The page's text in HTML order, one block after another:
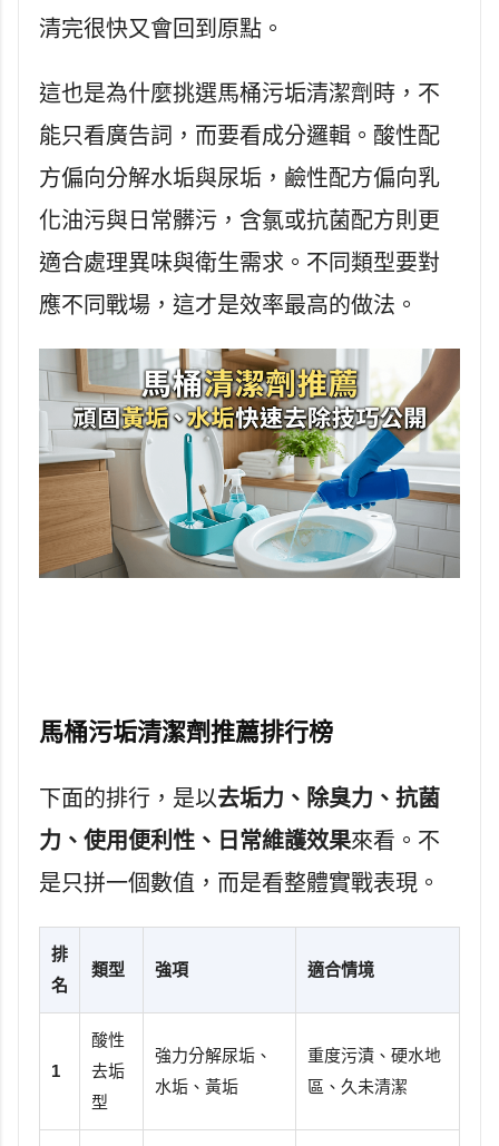
清完很快又會回到原點。
這也是為什麼挑選馬桶污垢清潔劑時，不
能只看廣告詞，而要看成分邏輯。酸性配
方偏向分解水垢與尿垢，鹼性配方偏向乳
化油污與日常髒污，含氯或抗菌配方則更
適合處理異味與衛生需求。不同類型要對
應不同戰場，這才是效率最高的做法。
馬桶污垢清潔劑推薦排行榜
下面的排行，是以去垢力、除臭力、抗菌
力、使用便利性、日常維護效果來看。不
是只拼一個數值，而是看整體實戰表現。
排
名
類型 強項 適合情境
1
酸性
去垢
型
強力分解尿垢、
水垢、黃垢
重度污漬、硬水地
區、久未清潔